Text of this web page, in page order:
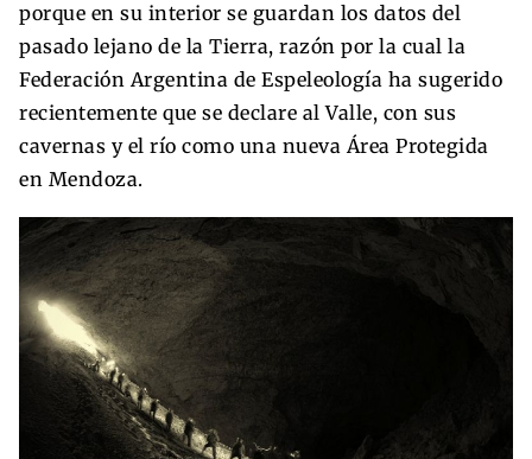
porque en su interior se guardan los datos del
pasado lejano de la Tierra, razón por la cual la
Federación Argentina de Espeleología ha sugerido
recientemente que se declare al Valle, con sus
cavernas y el río como una nueva Área Protegida
en Mendoza.